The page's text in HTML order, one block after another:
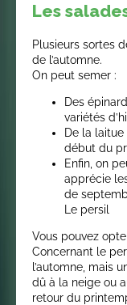
Les
Plusieurs sortes
de l’automne.
On peut semer :
Des
variétés
De la
début du
Enfin, on
apprécie
de
Le persil
Vous pouvez
Concernant le
l’automne, mais
dû à la neige ou
retour du